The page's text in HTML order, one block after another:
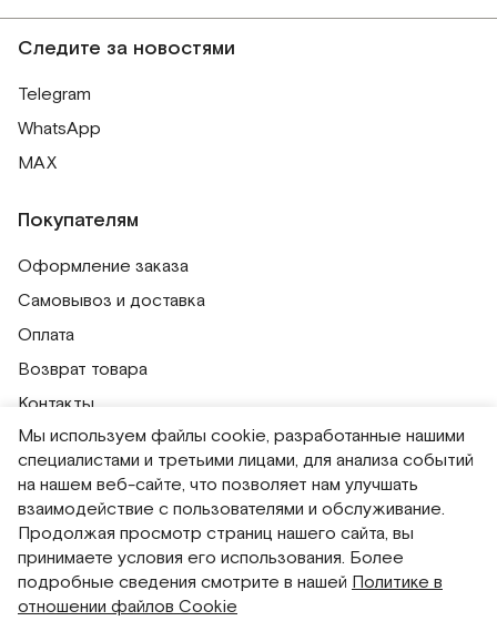
Следите за новостями
Telegram
WhatsApp
MAX
Покупателям
Оформление заказа
Самовывоз и доставка
Оплата
Возврат товара
Контакты
Публичная оферта
Политика обработки персональных данных
Политика использования сессионных файлов
Согласие на получение рассылок
Согласие на обработку персональных данных
Система привилегий
Мы используем файлы cookie, разработанные нашими
специалистами и третьими лицами, для анализа событий
на нашем веб-сайте, что позволяет нам улучшать
взаимодействие с пользователями и обслуживание.
Продолжая просмотр страниц нашего сайта, вы
принимаете условия его использования. Более
подробные сведения смотрите в нашей Политике в
отношении файлов Cookie